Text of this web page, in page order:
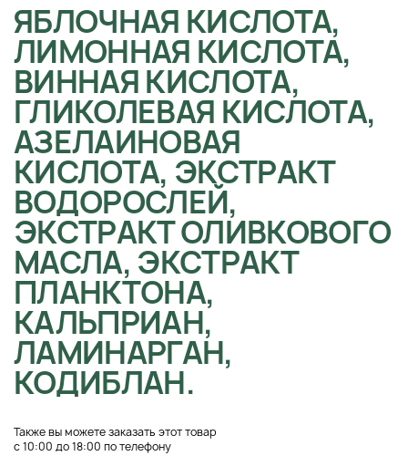
ЯБЛОЧНАЯ КИСЛОТА,
ЛИМОННАЯ КИСЛОТА,
ВИННАЯ КИСЛОТА,
ГЛИКОЛЕВАЯ КИСЛОТА,
АЗЕЛАИНОВАЯ
КИСЛОТА, ЭКСТРАКТ
ВОДОРОСЛЕЙ,
ЭКСТРАКТ ОЛИВКОВОГО
МАСЛА, ЭКСТРАКТ
ПЛАНКТОНА,
КАЛЬПРИАН,
ЛАМИНАРГАН,
КОДИБЛАН.
Также вы можете заказать этот товар
с 10:00 до 18:00 по телефону